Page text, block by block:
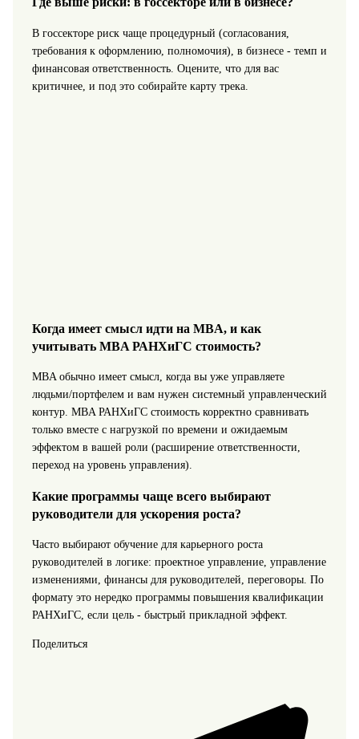
В госсекторе риск чаще процедурный (согласования,
требования к оформлению, полномочия), в бизнесе - темп и
финансовая ответственность. Оцените, что для вас
критичнее, и под это собирайте карту трека.
Когда имеет смысл идти на MBA, и как
учитывать MBA РАНХиГС стоимость?
MBA обычно имеет смысл, когда вы уже управляете
людьми/портфелем и вам нужен системный управленческий
контур. MBA РАНХиГС стоимость корректно сравнивать
только вместе с нагрузкой по времени и ожидаемым
эффектом в вашей роли (расширение ответственности,
переход на уровень управления).
Какие программы чаще всего выбирают
руководители для ускорения роста?
Часто выбирают обучение для карьерного роста
руководителей в логике: проектное управление, управление
изменениями, финансы для руководителей, переговоры. По
формату это нередко программы повышения квалификации
РАНХиГС, если цель - быстрый прикладной эффект.
Поделиться